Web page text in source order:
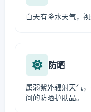
白天有降水天气，
防晒
属弱紫外辐射天气
间的防晒护肤品。